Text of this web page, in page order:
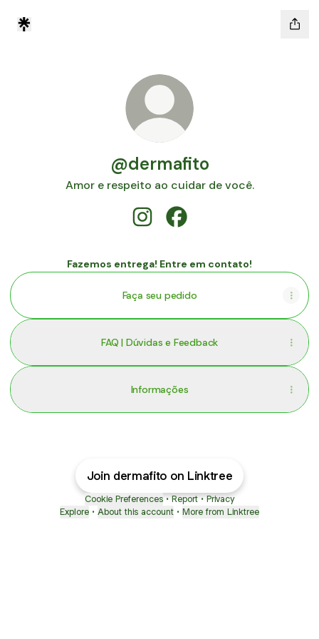
@dermafito
Amor e respeito ao cuidar de você.
Fazemos entrega! Entre em contato!
Faça seu pedido
FAQ | Dúvidas e Feedback
Informações
Join dermafito on Linktree
Cookie Preferences • Report • Privacy
Explore • About this account • More from Linktree